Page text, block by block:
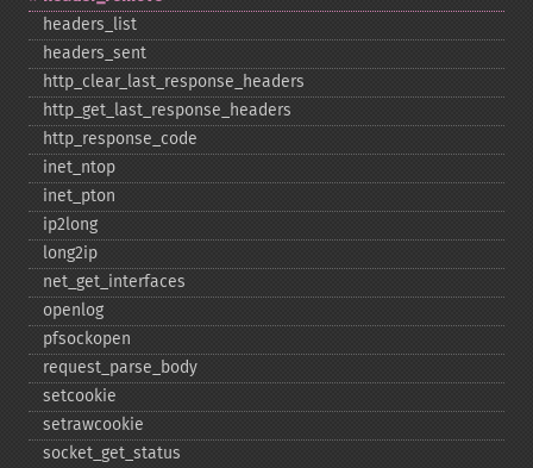
headers_​list
headers_​sent
http_​clear_​last_​response_​headers
http_​get_​last_​response_​headers
http_​response_​code
inet_​ntop
inet_​pton
ip2long
long2ip
net_​get_​interfaces
openlog
pfsockopen
request_​parse_​body
setcookie
setrawcookie
socket_​get_​status